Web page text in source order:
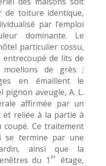
de toiture identique,
par l’emploi
dominante. Le
particulier cossu,
de lits de
de grès ;
en émaillent le
pignon aveugle, A. L.
affirmée par un
et reliée à la partie à
Ce traitement
se termine par une
ainsi que la
du 1 er
étage,